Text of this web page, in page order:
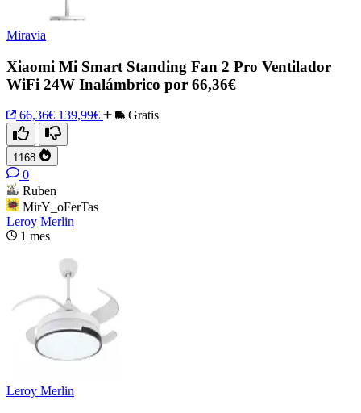
Miravia
Xiaomi Mi Smart Standing Fan 2 Pro Ventilador
WiFi 24W Inalámbrico por 66,36€
66,36€ 139,99€ Gratis
1168
0
Ruben
MirY_oFerTas
Leroy Merlin
1 mes
Leroy Merlin